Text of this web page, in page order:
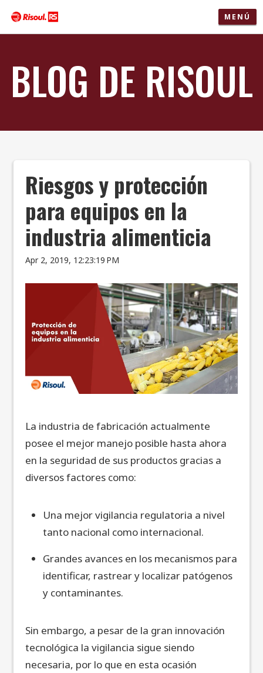
MENÚ
BLOG DE RISOUL
Riesgos y protección
para equipos en la
industria alimenticia
Apr 2, 2019, 12:23:19 PM
La industria de fabricación actualmente
posee el mejor manejo posible hasta ahora
en la seguridad de sus productos gracias a
diversos factores como:
Una mejor vigilancia regulatoria a nivel
tanto nacional como internacional.
Grandes avances en los mecanismos para
identificar, rastrear y localizar patógenos
y contaminantes.
Sin embargo, a pesar de la gran innovación
tecnológica la vigilancia sigue siendo
necesaria, por lo que en esta ocasión